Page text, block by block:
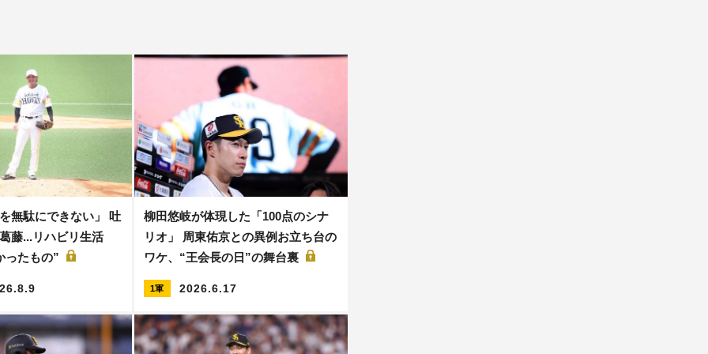
無駄にできない」 吐
藤...リハビリ生活
ったもの”
柳田悠岐が体現した「100点のシナ
リオ」 周東佑京との異例お立ち台の
ワケ、“王会長の日”の舞台裏
1軍 2026.6.17